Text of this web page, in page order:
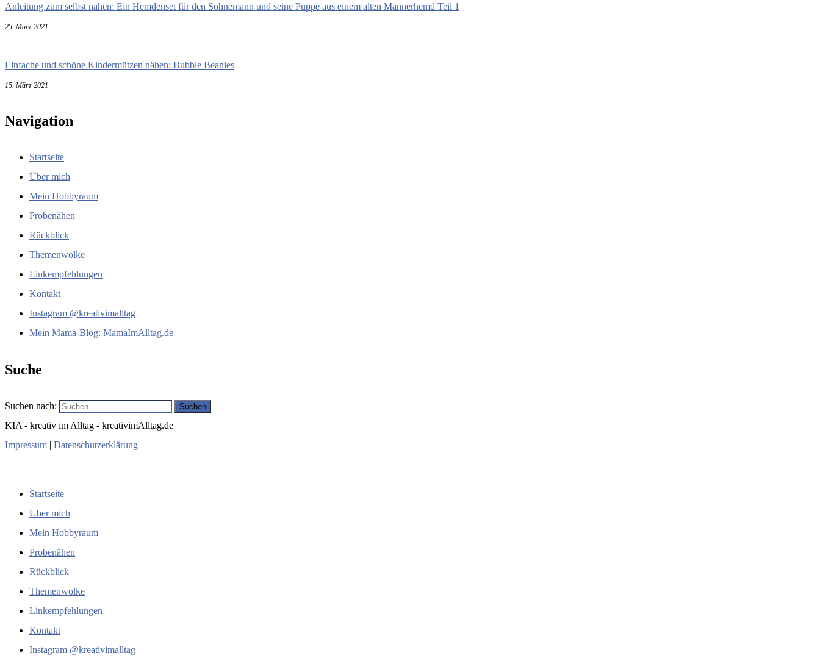
Anleitung zum selbst nähen: Ein Hemdenset für den Sohnemann und seine Puppe aus einem alten Männerhemd Teil 1
25. März 2021
Einfache und schöne Kindermützen nähen: Bubble Beanies
15. März 2021
Navigation
Startseite
Über mich
Mein Hobbyraum
Probenähen
Rückblick
Themenwolke
Linkempfehlungen
Kontakt
Instagram @kreativimalltag
Mein Mama-Blog: MamaImAlltag.de
Suche
Suchen nach:
KIA - kreativ im Alltag - kreativimAlltag.de
Impressum | Datenschutzerklärung
Startseite
Über mich
Mein Hobbyraum
Probenähen
Rückblick
Themenwolke
Linkempfehlungen
Kontakt
Instagram @kreativimalltag